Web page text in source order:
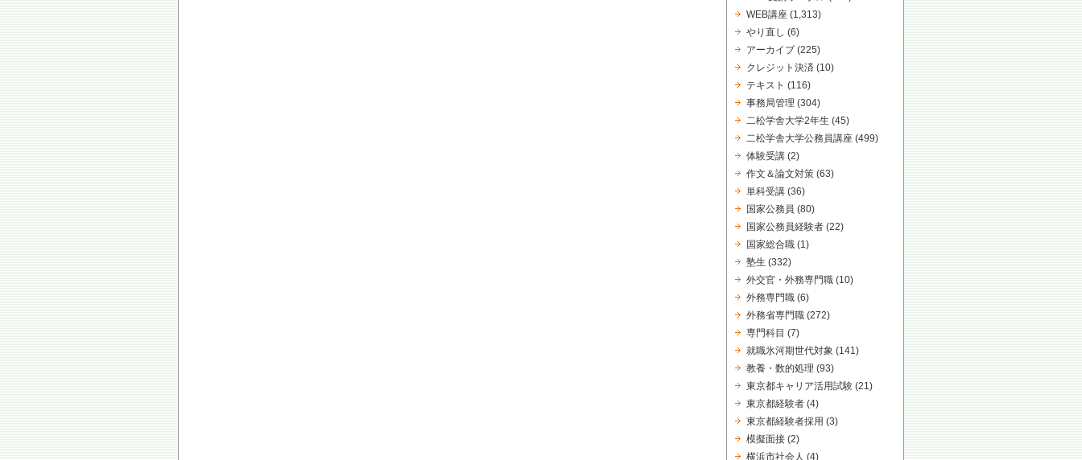
WEB講座 (1,313)
やり直し (6)
アーカイブ (225)
クレジット決済 (10)
テキスト (116)
事務局管理 (304)
二松学舎大学2年生 (45)
二松学舎大学公務員講座 (499)
体験受講 (2)
作文＆論文対策 (63)
単科受講 (36)
国家公務員 (80)
国家公務員経験者 (22)
国家総合職 (1)
塾生 (332)
外交官・外務専門職 (10)
外務専門職 (6)
外務省専門職 (272)
専門科目 (7)
就職氷河期世代対象 (141)
教養・数的処理 (93)
東京都キャリア活用試験 (21)
東京都経験者 (4)
東京都経験者採用 (3)
模擬面接 (2)
横浜市社会人 (4)